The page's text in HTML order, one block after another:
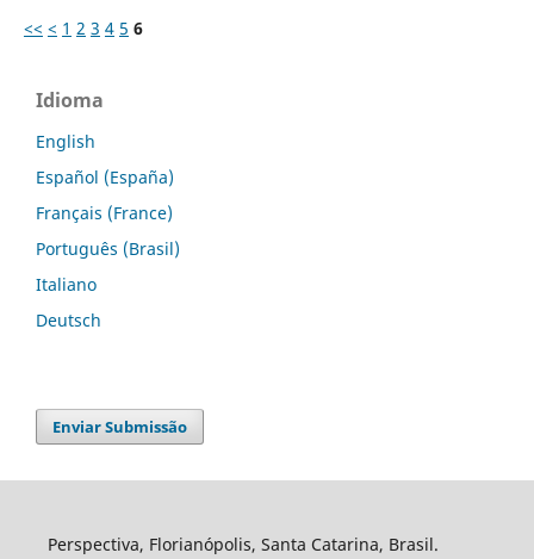
<< < 1 2 3 4 5 6
Idioma
English
Español (España)
Français (France)
Português (Brasil)
Italiano
Deutsch
Enviar Submissão
Perspectiva, Florianópolis, Santa Catarina, Brasil.